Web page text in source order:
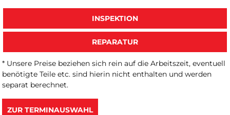
INSPEKTION
REPARATUR
* Unsere Preise beziehen sich rein auf die Arbeitszeit, eventuell
benötigte Teile etc. sind hierin nicht enthalten und werden
separat berechnet.
ZUR TERMINAUSWAHL